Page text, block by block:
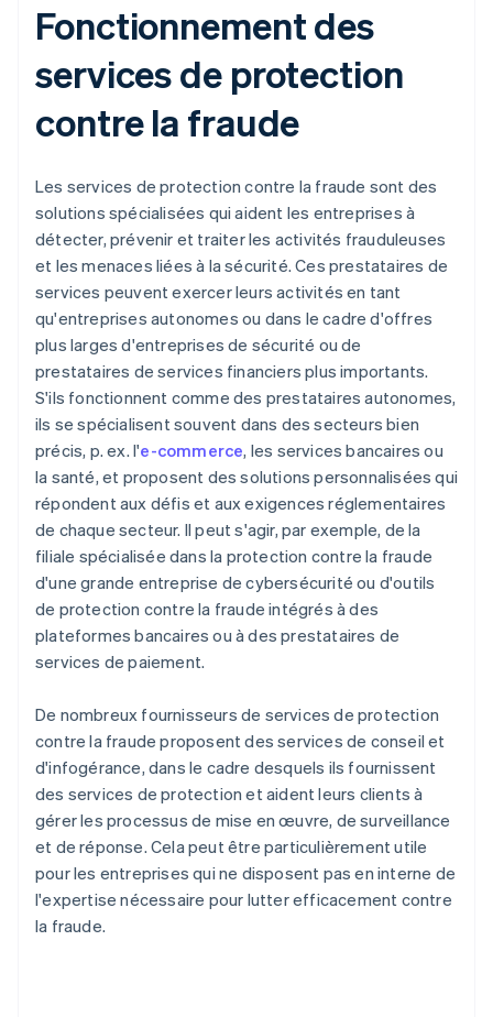
Fonctionnement des
services de protection
contre la fraude
Les services de protection contre la fraude sont des
solutions spécialisées qui aident les entreprises à
détecter, prévenir et traiter les activités frauduleuses
et les menaces liées à la sécurité. Ces prestataires de
services peuvent exercer leurs activités en tant
qu'entreprises autonomes ou dans le cadre d'offres
plus larges d'entreprises de sécurité ou de
prestataires de services financiers plus importants.
S'ils fonctionnent comme des prestataires autonomes,
ils se spécialisent souvent dans des secteurs bien
précis, p. ex. l'e-commerce, les services bancaires ou
la santé, et proposent des solutions personnalisées qui
répondent aux défis et aux exigences réglementaires
de chaque secteur. Il peut s'agir, par exemple, de la
filiale spécialisée dans la protection contre la fraude
d'une grande entreprise de cybersécurité ou d'outils
de protection contre la fraude intégrés à des
plateformes bancaires ou à des prestataires de
services de paiement.
De nombreux fournisseurs de services de protection
contre la fraude proposent des services de conseil et
d'infogérance, dans le cadre desquels ils fournissent
des services de protection et aident leurs clients à
gérer les processus de mise en œuvre, de surveillance
et de réponse. Cela peut être particulièrement utile
pour les entreprises qui ne disposent pas en interne de
l'expertise nécessaire pour lutter efficacement contre
la fraude.